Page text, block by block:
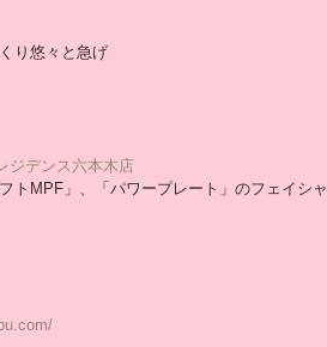
り悠々と急げ
ジデンス六本木店
トMPF」、「パワープレート」のフェイシ